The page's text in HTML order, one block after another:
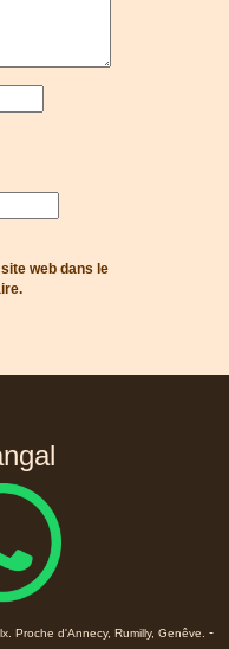
web dans le
Proche d'Annecy, Rumilly, Genêve. -